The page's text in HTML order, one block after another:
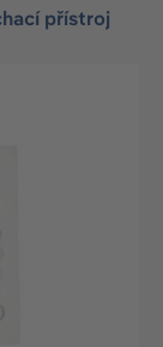
přístroj